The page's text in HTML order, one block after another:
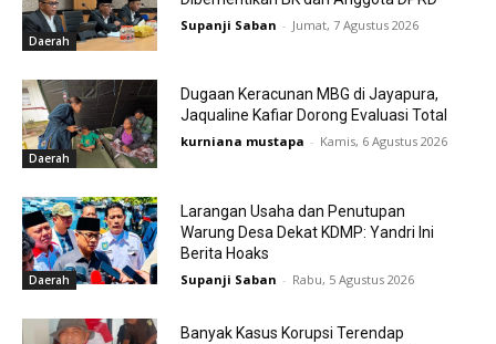
Daerah
Supanji Saban - Jumat, 7 Agustus 2026
Daerah
Dugaan Keracunan MBG di Jayapura,
Jaqualine Kafiar Dorong Evaluasi Total
kurniana mustapa - Kamis, 6 Agustus 2026
Daerah
Larangan Usaha dan Penutupan
Warung Desa Dekat KDMP: Yandri Ini
Berita Hoaks
Supanji Saban - Rabu, 5 Agustus 2026
Banyak Kasus Korupsi Terendap